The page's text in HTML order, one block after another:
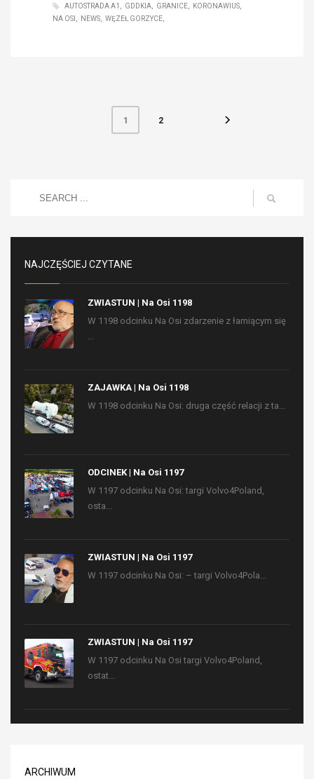
AUTOSTRADA A1 GDDKIA GRANICE
KORONAWIUS
NA OSI
NEWS WĘZEŁ GORZYCE
1 2
NAJCZĘŚCIEJ CZYTANE
ZWIASTUN | Na Osi 1198
W 1198 odcinku Na Osi zdarzenie z łamiącym się
...
ZAJAWKA | Na Osi 1198
W 1198 odcinku Na Osi: druga część relacji z ta...
ODCINEK | Na Osi 1197
W 1197 odcinku Na Osi: targi Volvo4Poland,
osta...
ZWIASTUN | Na Osi 1197
W 1197 odcinku Na Osi: – targi Volvo4Pola...
ZWIASTUN | Na Osi 1197
W 1197 odcinku Na Osi targi Volvo4Poland,
ostat...
ARCHIWUM